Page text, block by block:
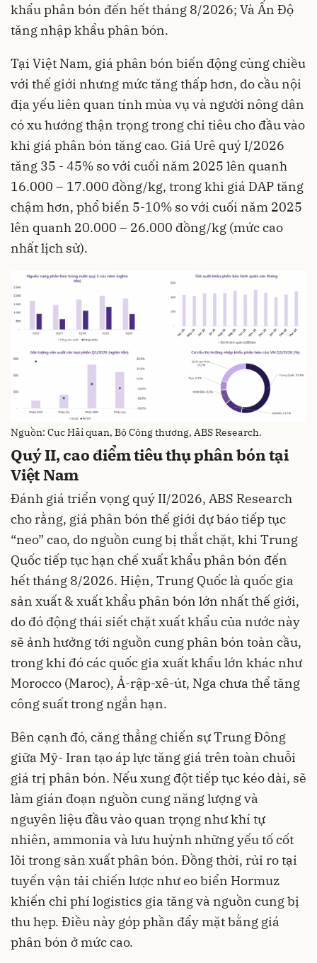
khẩu phân bón đến hết tháng 8/2026; Và Ấn Độ
tăng nhập khẩu phân bón.
Tại Việt Nam, giá phân bón biến động cùng chiều
với thế giới nhưng mức tăng thấp hơn, do cầu nội
địa yếu liên quan tính mùa vụ và người nông dân
có xu hướng thận trọng trong chi tiêu cho đầu vào
khi giá phân bón tăng cao. Giá Urê quý I/2026
tăng 35 - 45% so với cuối năm 2025 lên quanh
16.000 – 17.000 đồng/kg, trong khi giá DAP tăng
chậm hơn, phổ biến 5-10% so với cuối năm 2025
lên quanh 20.000 – 26.000 đồng/kg (mức cao
nhất lịch sử).
Nguồn: Cục Hải quan, Bộ Công thương, ABS Research.
Quý II, cao điểm tiêu thụ phân bón tại
Việt Nam
Đánh giá triển vọng quý II/2026, ABS Research
cho rằng, giá phân bón thế giới dự báo tiếp tục
“neo” cao, do nguồn cung bị thắt chặt, khi Trung
Quốc tiếp tục hạn chế xuất khẩu phân bón đến
hết tháng 8/2026. Hiện, Trung Quốc là quốc gia
sản xuất & xuất khẩu phân bón lớn nhất thế giới,
do đó động thái siết chặt xuất khẩu của nước này
sẽ ảnh hưởng tới nguồn cung phân bón toàn cầu,
trong khi đó các quốc gia xuất khẩu lớn khác như
Morocco (Maroc), Ả-rập-xê-út, Nga chưa thể tăng
công suất trong ngắn hạn.
Bên cạnh đó, căng thẳng chiến sự Trung Đông
giữa Mỹ- Iran tạo áp lực tăng giá trên toàn chuỗi
giá trị phân bón. Nếu xung đột tiếp tục kéo dài, sẽ
làm gián đoạn nguồn cung năng lượng và
nguyên liệu đầu vào quan trọng như khí tự
nhiên, ammonia và lưu huỳnh những yếu tố cốt
lõi trong sản xuất phân bón. Đồng thời, rủi ro tại
tuyến vận tải chiến lược như eo biển Hormuz
khiến chi phí logistics gia tăng và nguồn cung bị
thu hẹp. Điều này góp phần đẩy mặt bằng giá
phân bón ở mức cao.